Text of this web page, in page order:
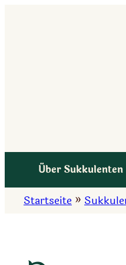
Über Sukkulenten
Startseite »